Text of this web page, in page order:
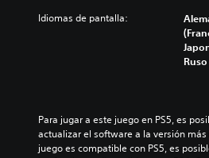
Idiomas de pantalla:
Ruso
Para jugar a este juego en PS5, es
actualizar el software a la versión
juego es compatible con PS5, es